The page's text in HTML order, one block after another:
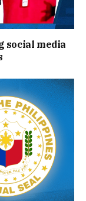
social media